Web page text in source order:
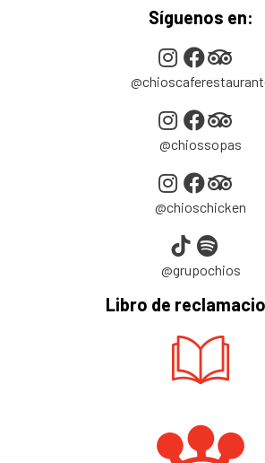
Síguenos en:
@chiossopas
@chioschicken
@grupochios
Libro de